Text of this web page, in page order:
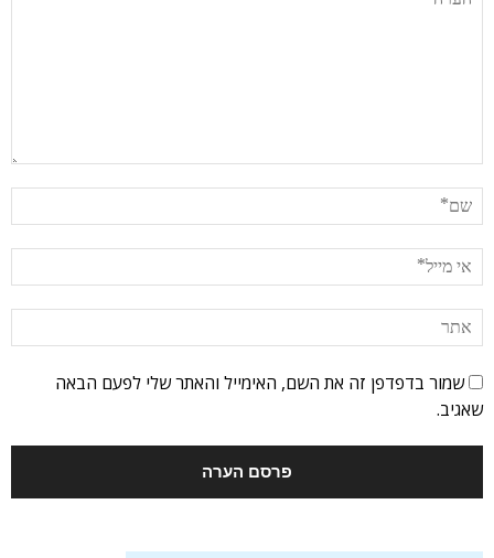
שמור בדפדפן זה את השם, האימייל והאתר שלי לפעם הבאה
שאגיב.